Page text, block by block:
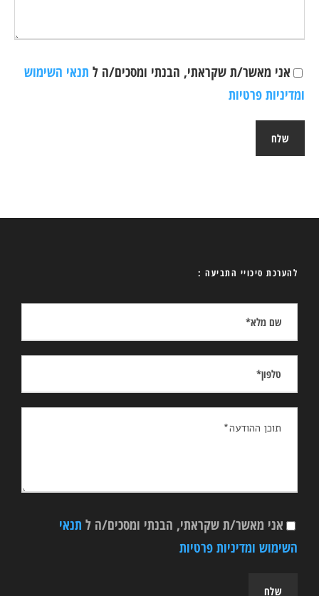
אני מאשר/ת שקראתי, הבנתי ומסכים/ה ל תנאי השימוש
ומדיניות פרטיות
להערכת סיכויי התביעה :
אני מאשר/ת שקראתי, הבנתי ומסכים/ה ל תנאי
השימוש ומדיניות פרטיות